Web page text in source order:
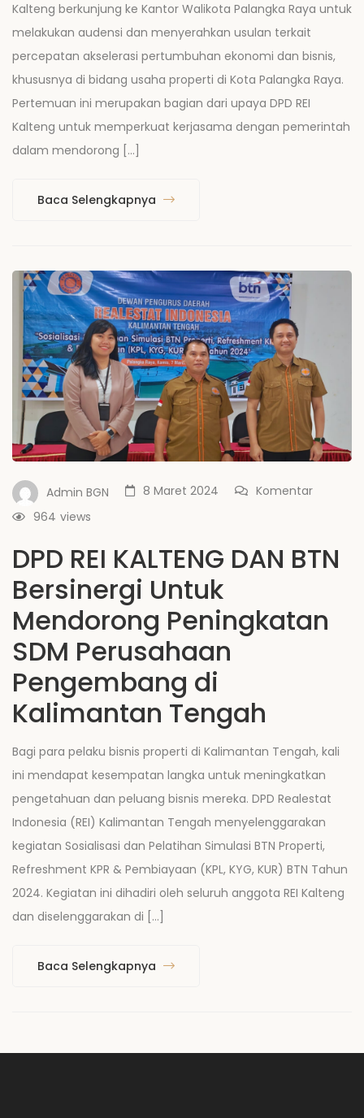
Kalteng berkunjung ke Kantor Walikota Palangka Raya untuk
melakukan audensi dan menyerahkan usulan terkait
percepatan akselerasi pertumbuhan ekonomi dan bisnis,
khususnya di bidang usaha properti di Kota Palangka Raya.
Pertemuan ini merupakan bagian dari upaya DPD REI
Kalteng untuk memperkuat kerjasama dengan pemerintah
dalam mendorong […]
Baca Selengkapnya
Admin BGN 8 Maret 2024
Komentar
views
964
DPD REI KALTENG DAN BTN
Bersinergi Untuk
Mendorong Peningkatan
SDM Perusahaan
Pengembang di
Kalimantan Tengah
Bagi para pelaku bisnis properti di Kalimantan Tengah, kali
ini mendapat kesempatan langka untuk meningkatkan
pengetahuan dan peluang bisnis mereka. DPD Realestat
Indonesia (REI) Kalimantan Tengah menyelenggarakan
kegiatan Sosialisasi dan Pelatihan Simulasi BTN Properti,
Refreshment KPR & Pembiayaan (KPL, KYG, KUR) BTN Tahun
2024. Kegiatan ini dihadiri oleh seluruh anggota REI Kalteng
dan diselenggarakan di […]
Baca Selengkapnya